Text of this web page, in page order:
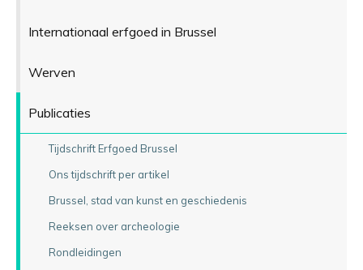
Internationaal erfgoed in Brussel
Werven
Publicaties
Tijdschrift Erfgoed Brussel
Ons tijdschrift per artikel
Brussel, stad van kunst en geschiedenis
Reeksen over archeologie
Rondleidingen